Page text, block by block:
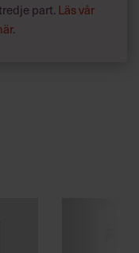
part. Läs vår
.